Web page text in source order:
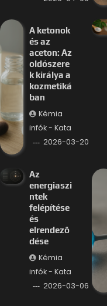
A ketonok
és az
aceton: Az
oldószere
k királya a
kozmetiká
ban
Kémia
infók - Kata
2026-03-20
Az
energiaszi
ntek
felépítése
és
elrendező
dése
Kémia
infók - Kata
2026-03-06